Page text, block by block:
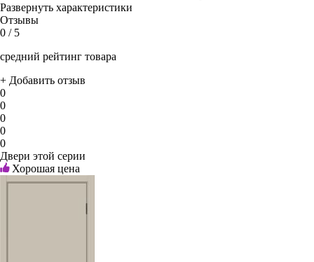
Развернуть характеристики
Отзывы
0 / 5
средний рейтинг товара
+ Добавить отзыв
0
0
0
0
0
Двери этой серии
Хорошая цена